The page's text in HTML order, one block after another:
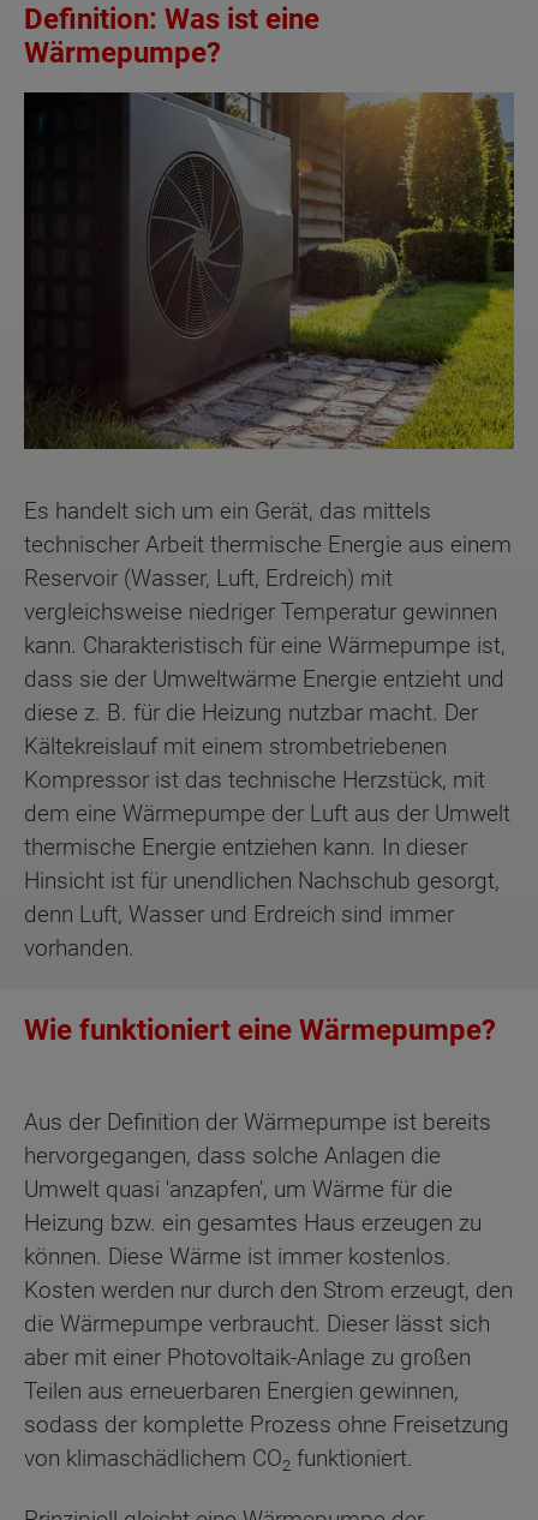
Definition: Was ist eine
Wärmepumpe?
Es handelt sich um ein Gerät, das mittels
technischer Arbeit thermische Energie aus einem
Reservoir (Wasser, Luft, Erdreich) mit
vergleichsweise niedriger Temperatur gewinnen
kann. Charakteristisch für eine Wärmepumpe ist,
dass sie der Umweltwärme Energie entzieht und
diese z. B. für die Heizung nutzbar macht. Der
Kältekreislauf mit einem strombetriebenen
Kompressor ist das technische Herzstück, mit
dem eine Wärmepumpe der Luft aus der Umwelt
thermische Energie entziehen kann. In dieser
Hinsicht ist für unendlichen Nachschub gesorgt,
denn Luft, Wasser und Erdreich sind immer
vorhanden.
Wie funktioniert eine Wärmepumpe?
Aus der Definition der Wärmepumpe ist bereits
hervorgegangen, dass solche Anlagen die
Umwelt quasi 'anzapfen', um Wärme für die
Heizung bzw. ein gesamtes Haus erzeugen zu
können. Diese Wärme ist immer kostenlos.
Kosten werden nur durch den Strom erzeugt, den
die Wärmepumpe verbraucht. Dieser lässt sich
aber mit einer Photovoltaik-Anlage zu großen
Teilen aus erneuerbaren Energien gewinnen,
sodass der komplette Prozess ohne Freisetzung
von klimaschädlichem CO2 funktioniert.